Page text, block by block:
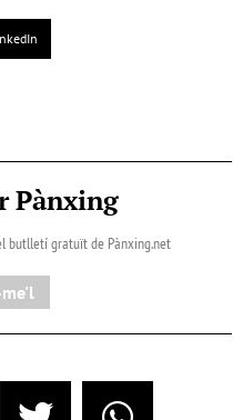
Pànxing
butlletí gratuït de Pànxing.net​